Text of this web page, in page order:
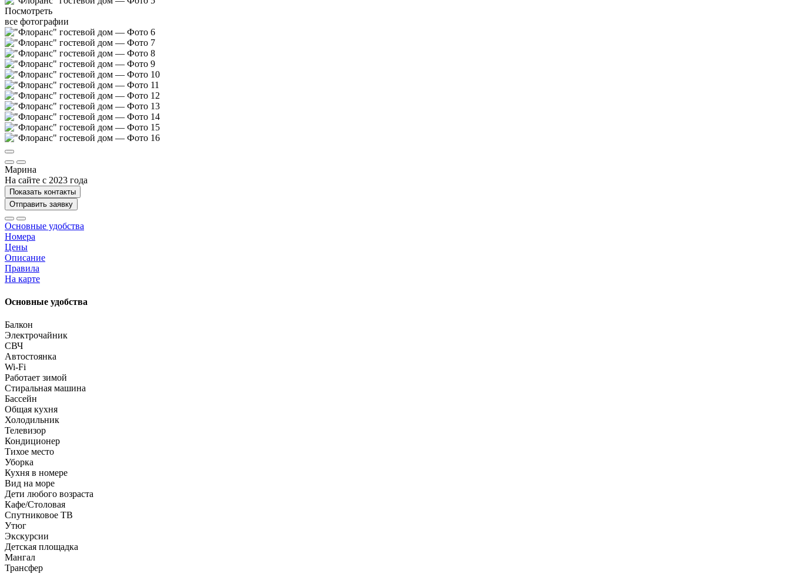
Посмотреть
все фотографии
Марина
На сайте с 2023 года
Показать контакты
Отправить заявку
Основные удобства
Номера
Цены
Описание
Правила
На карте
Основные удобства
Балкон
Электрочайник
СВЧ
Автостоянка
Wi-Fi
Работает зимой
Стиральная машина
Бассейн
Общая кухня
Холодильник
Телевизор
Кондиционер
Тихое место
Уборка
Кухня в номере
Вид на море
Дети любого возраста
Кафе/Столовая
Спутниковое ТВ
Утюг
Экскурсии
Детская площадка
Мангал
Трансфер